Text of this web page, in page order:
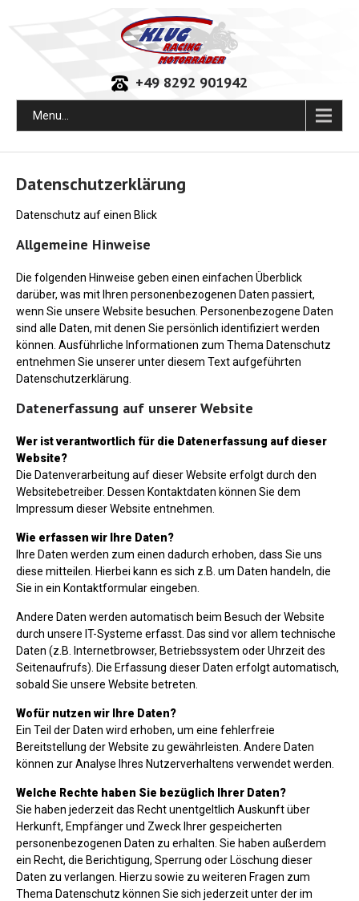
+49 8292 901942
Menu...
Datenschutzerklärung
Datenschutz auf einen Blick
Allgemeine Hinweise
Die folgenden Hinweise geben einen einfachen Überblick
darüber, was mit Ihren personenbezogenen Daten passiert,
wenn Sie unsere Website besuchen. Personenbezogene Daten
sind alle Daten, mit denen Sie persönlich identifiziert werden
können. Ausführliche Informationen zum Thema Datenschutz
entnehmen Sie unserer unter diesem Text aufgeführten
Datenschutzerklärung.
Datenerfassung auf unserer Website
Wer ist verantwortlich für die Datenerfassung auf dieser
Website?
Die Datenverarbeitung auf dieser Website erfolgt durch den
Websitebetreiber. Dessen Kontaktdaten können Sie dem
Impressum dieser Website entnehmen.
Wie erfassen wir Ihre Daten?
Ihre Daten werden zum einen dadurch erhoben, dass Sie uns
diese mitteilen. Hierbei kann es sich z.B. um Daten handeln, die
Sie in ein Kontaktformular eingeben.
Andere Daten werden automatisch beim Besuch der Website
durch unsere IT-Systeme erfasst. Das sind vor allem technische
Daten (z.B. Internetbrowser, Betriebssystem oder Uhrzeit des
Seitenaufrufs). Die Erfassung dieser Daten erfolgt automatisch,
sobald Sie unsere Website betreten.
Wofür nutzen wir Ihre Daten?
Ein Teil der Daten wird erhoben, um eine fehlerfreie
Bereitstellung der Website zu gewährleisten. Andere Daten
können zur Analyse Ihres Nutzerverhaltens verwendet werden.
Welche Rechte haben Sie bezüglich Ihrer Daten?
Sie haben jederzeit das Recht unentgeltlich Auskunft über
Herkunft, Empfänger und Zweck Ihrer gespeicherten
personenbezogenen Daten zu erhalten. Sie haben außerdem
ein Recht, die Berichtigung, Sperrung oder Löschung dieser
Daten zu verlangen. Hierzu sowie zu weiteren Fragen zum
Thema Datenschutz können Sie sich jederzeit unter der im